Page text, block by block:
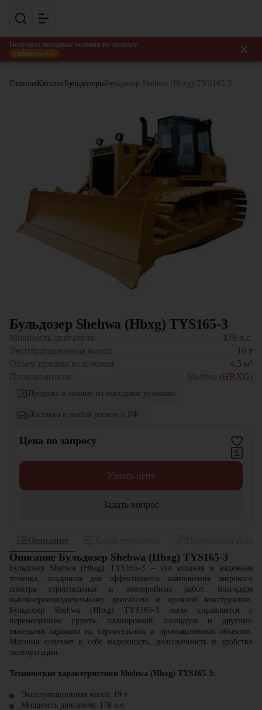
Получите выгодные условия по лизингу
с авансом 0%
Главная Каталог Бульдозеры Бульдозер Shehwa (Hbxg) TYS165-3
Бульдозер Shehwa (Hbxg) TYS165-3
Мощность двигателя: 178 л.с.
Эксплуатационная масса:
19 т
Объем призмы волочения:
4.5 м³
Производитель:
Shehwa (HBXG)
Продажа в лизинг на выгодных условиях
Доставка в любой регион в РФ
Цена по запросу
Узнать цену
Задать вопрос
Описание
Описание Бульдозер Shehwa (Hbxg) TYS165-3
Бульдозер Shehwa (Hbxg) TYS165-3 – это мощная и надежная
техника, созданная для эффективного выполнения широкого
спектра строительных и землеройных работ. Благодаря
высокопроизводительному двигателю и прочной конструкции,
Бульдозер Shehwa (Hbxg) TYS165-3 легко справляется с
перемещением грунта, планировкой площадок и другими
тяжелыми задачами на строительных и промышленных объектах.
Машина сочетает в себе надежность, долговечность и удобство
эксплуатации.
Технические характеристики Shehwa (Hbxg) TYS165-3:
Эксплуатационная масса: 19 т
Мощность двигателя: 178 л.с.